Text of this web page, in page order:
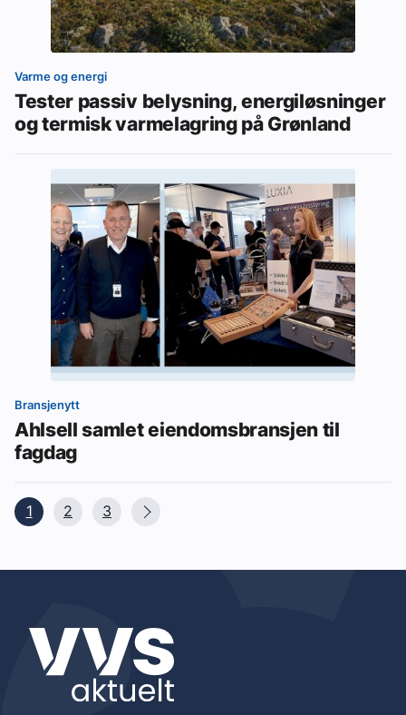
Varme og energi
Tester passiv belysning, energiløsninger
og termisk varmelagring på Grønland
Bransjenytt
Ahlsell samlet eiendomsbransjen til
fagdag
1 2 3